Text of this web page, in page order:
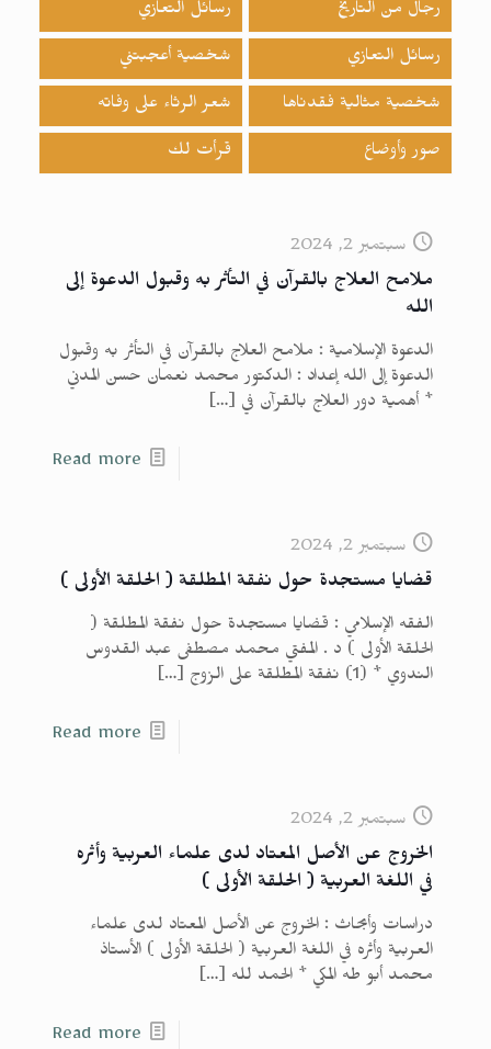
رجال من التاريخ رسائل التعازي
رسائل التعازي شخصية أعجبتني
شخصية مثالية فقدناها شعر الرثاء على وفاته
صور وأوضاع قرأت لك
سبتمبر 2, 2024
ملامح العلاج بالقرآن في التأثر به وقبول الدعوة إلى
الله
الدعوة الإسلامية : ملامح العلاج بالقرآن في التأثر به وقبول
الدعوة إلى الله إعداد : الدكتور محمد نعمان حسن المدني
* أهمية دور العلاج بالقرآن في […]
Read more
سبتمبر 2, 2024
قضايا مستجدة حول نفقة المطلقة ( الحلقة الأولى )
الفقه الإسلامي : قضايا مستجدة حول نفقة المطلقة (
الحلقة الأولى ) د . المفتي محمد مصطفى عبد القدوس
الندوي * (1) نفقة المطلقة على الزوج
[…]
Read more
سبتمبر 2, 2024
الخروج عن الأصل المعتاد لدى علماء العربية وأثره
في اللغة العربية ( الحلقة الأولى )
دراسات وأبحاث : الخروج عن الأصل المعتاد لدى علماء
العربية وأثره في اللغة العربية ( الحلقة الأولى ) الأستاذ
محمد أبو طه المكي * الحمد لله […]
Read more